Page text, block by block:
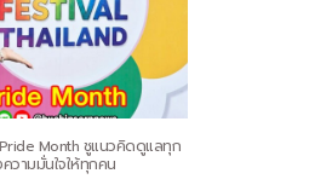
Month ชูแนวคิดดูแลทุก
วามมั่นใจให้ทุกคน